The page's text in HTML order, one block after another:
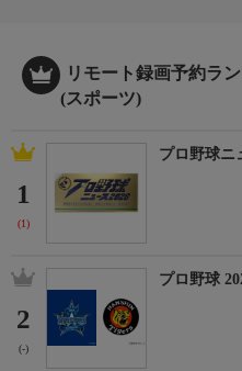
リモート録画予約ラ
(スポーツ)
1
(1)
プロ野球ニ
2
(-)
プロ野球